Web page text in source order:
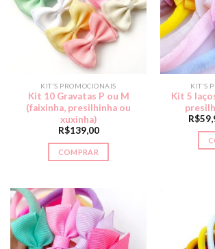
KIT'S PROMOCIONAIS
Kit 10 Gravatas P ou M
(faixinha, presilhinha ou
xuxinha)
R$139,00
COMPRAR
KIT'S
Kit 5
R$